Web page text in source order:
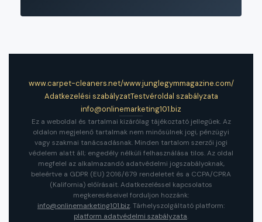
www.carpet-cleaners.net/www.junglegymmagazine.com/
Adatkezelési szabályzatTestvéroldal szabályzata
info@onlinemarketing101.biz
Ez a weboldal és tartalmai kizárólag tájékoztató jellegűek. Az
oldalon megjelenő tartalmak nem minősülnek jogi, pénzügyi
vagy szakmai tanácsadásnak. Minden tartalom szerzői jogi
védelem alatt áll; engedély nélküli felhasználása tilos. Az oldal
megfelel az alkalmazandó adatvédelmi jogszabályoknak,
beleértve a GDPR (EU) 2016/679 rendeletet és a CCPA/CPRA
(Kalifornia) előírásait. Adatkezeléssel kapcsolatos
megkereséseivel forduljon hozzánk:
info@onlinemarketing101.biz. Tárhelyszolgáltató platform:
platform adatvédelmi szabályzata.